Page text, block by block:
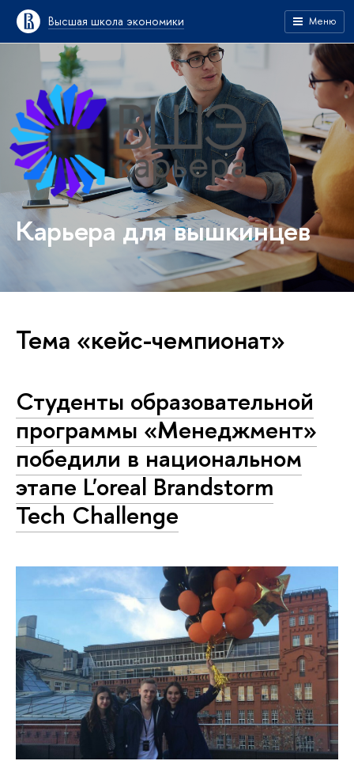
Высшая школа экономики Меню
Карьера для вышкинцев
Тема «кейс-чемпионат»
Студенты образовательной
программы «Менеджмент»
победили в национальном
этапе L'oreal Brandstorm
Tech Challenge